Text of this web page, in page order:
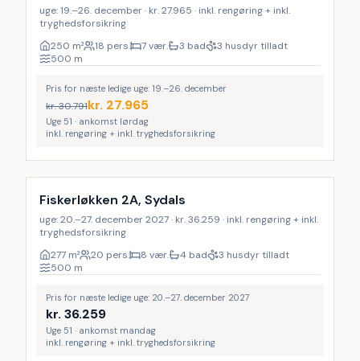
uge: 19.–26. december · kr. 27.965 · inkl. rengøring + inkl.
tryghedsforsikring
250 m² 18 pers. 7 vær. 3 bad
3 husdyr tilladt
500 m
Pris for næste ledige uge: 19.–26. december
kr.30.791kr. 27.965
Uge 51 · ankomst lørdag
inkl. rengøring + inkl. tryghedsforsikring
Inkl. rengøring
Fiskerløkken 2A, Sydals
uge: 20.–27. december 2027 · kr. 36.259 · inkl. rengøring + inkl.
tryghedsforsikring
277 m² 20 pers. 8 vær. 4 bad
3 husdyr tilladt
500 m
Pris for næste ledige uge: 20.–27. december 2027
kr. 36.259
Uge 51 · ankomst mandag
inkl. rengøring + inkl. tryghedsforsikring